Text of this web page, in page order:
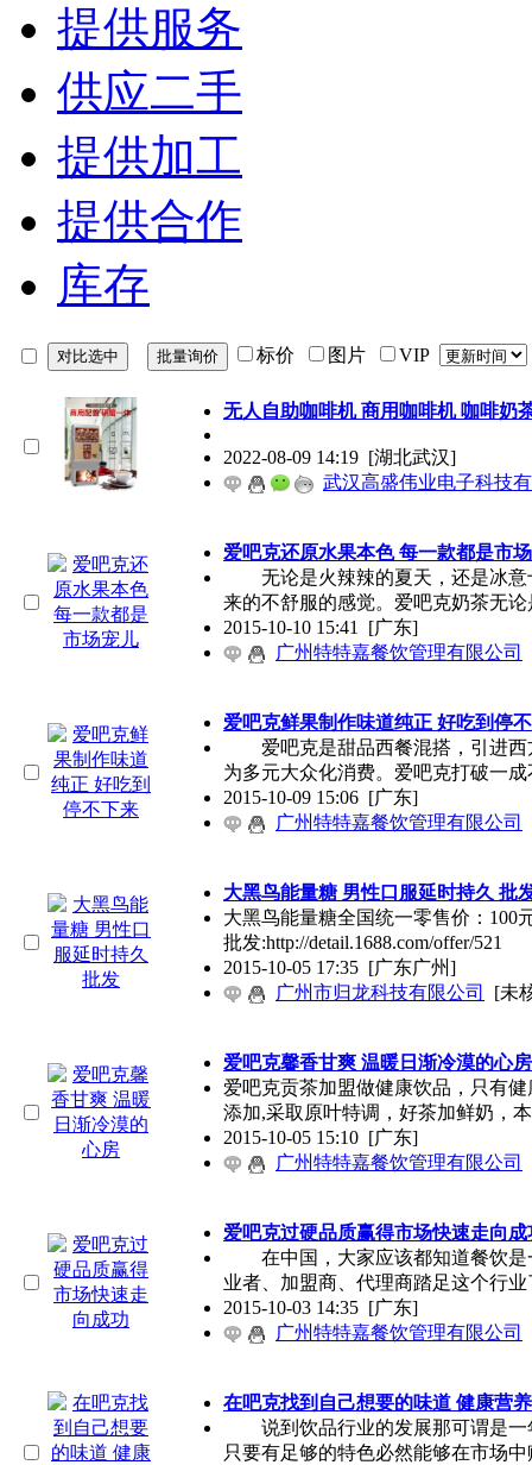
提供服务
供应二手
提供加工
提供合作
库存
标价 图片 VIP
无人自助咖啡机 商用咖啡机 咖啡奶
2022-08-09 14:19 [湖北武汉]
武汉高盛伟业电子科技
爱吧克还原水果本色 每一款都是市
无论是火辣辣的夏天，还是冰意
来的不舒服的感觉。爱吧克奶茶无论
2015-10-10 15:41 [广东]
广州特特嘉餐饮管理有限公司
爱吧克鲜果制作味道纯正 好吃到停
爱吧克是甜品西餐混搭，引进西
为多元大众化消费。爱吧克打破一成
2015-10-09 15:06 [广东]
广州特特嘉餐饮管理有限公司
大黑鸟能量糖 男性口服延时持久 批
大黑鸟能量糖全国统一零售价：100
批发:http://detail.1688.com/offer/521
2015-10-05 17:35 [广东广州]
广州市归龙科技有限公司
[未
爱吧克馨香甘爽 温暖日渐冷漠的心房
爱吧克贡茶加盟做健康饮品，只有
添加,采取原叶特调，好茶加鲜奶，
2015-10-05 15:10 [广东]
广州特特嘉餐饮管理有限公司
爱吧克过硬品质赢得市场快速走向成
在中国，大家应该都知道餐饮是
业者、加盟商、代理商踏足这个行业
2015-10-03 14:35 [广东]
广州特特嘉餐饮管理有限公司
在吧克找到自己想要的味道 健康营
说到饮品行业的发展那可谓是一
只要有足够的特色必然能够在市场中